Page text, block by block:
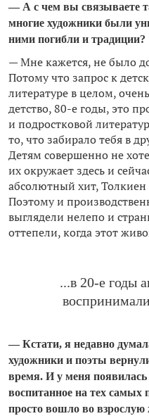
— А с чем вы связываете
многие художники были
ними погибли и традиции?
— Мне кажется, не было
Потому что запрос к
литературе в целом,
детство, 80-е годы, это
и подростковой
то, что забирало тебя в
Детям совершенно не
их окружает здесь и
абсолютный хит, Толкиен
Поэтому и
выглядели нелепо и
оттепели, когда этот
...в 20-е годы
— Кстати, я недавно
художники и поэты
время. И у меня
воспитанное на тех самых
просто вошло во